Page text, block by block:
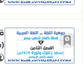
أضف إلى العلامات
اقرأ المزيد